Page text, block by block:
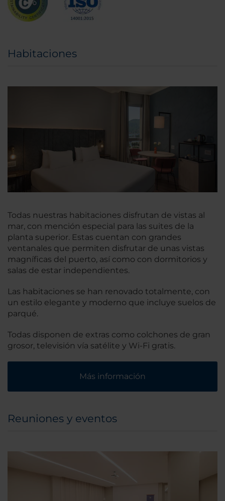
Habitaciones
Todas nuestras habitaciones disfrutan de vistas al
mar, con mención especial para las suites de la
planta superior. Estas cuentan con grandes
ventanales que permiten disfrutar de unas vistas
magníficas del puerto, así como con dormitorios y
salas de estar independientes.
Las habitaciones se han renovado totalmente, con
un estilo elegante y moderno que incluye suelos de
parqué.
Todas disponen de extras como colchones de gran
grosor, televisión vía satélite y Wi-Fi gratis.
Más información
Reuniones y eventos